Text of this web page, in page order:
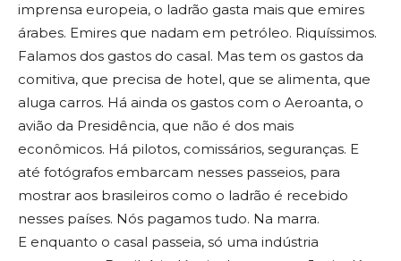
imprensa europeia, o ladrão gasta mais que emires
árabes. Emires que nadam em petróleo. Riquíssimos.
Falamos dos gastos do casal. Mas tem os gastos da
comitiva, que precisa de hotel, que se alimenta, que
aluga carros. Há ainda os gastos com o Aeroanta, o
avião da Presidência, que não é dos mais
econômicos. Há pilotos, comissários, seguranças. E
até fotógrafos embarcam nesses passeios, para
mostrar aos brasileiros como o ladrão é recebido
nesses países. Nós pagamos tudo. Na marra.
E enquanto o casal passeia, só uma indústria